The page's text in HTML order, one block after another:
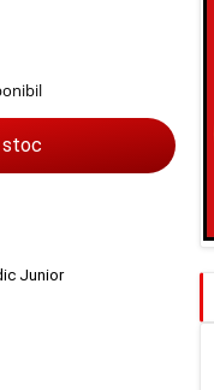
Junior